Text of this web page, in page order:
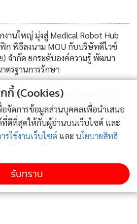
งานใหญ่ มุ่งสู่ Medical Robot Hub
ก พิธีลงนาม MOU กับบริษัทดีไวซ์
) จำกัด ยกระดับองค์ความรู้ พัฒนา
ตรฐานการรักษา
ร์เนชั่นแนล รุกขยายฐานลูกค้าต่าง
20% ตอกย้ำการเป็นผู้นำรพ.เฉพาะ
ะสมองระดับเอเชียแปซิฟิก เป็นปีที่ 4
วอื่นในหมวด
กี้ (Cookies)
อจัดการข้อมูลส่วนบุคคลเพื่อนำเสนอ
ดีที่สุดให้กับผู้อ่านบนเว็บไซต์ และ
รใช้งานเว็บไซต์ และ นโยบายสิทธิ
รับทราบ